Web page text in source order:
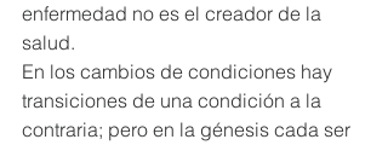
enfermedad no es el creador de la
salud.
En los cambios de condiciones hay
transiciones de una condición a la
contraria; pero en la génesis cada ser